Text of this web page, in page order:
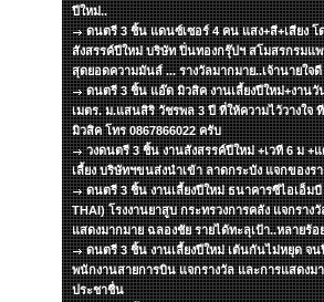
ปีใหม่..
ดนตรี 3 ชิ้น แดนซ์เซอร์ 4 คน แสง+สี+เสียง
สังสรรค์ปีใหม่ บริษัท ปิ่นทองกรุ๊ปฯ สโมสรกรมแพ
สุดยอดความมันส์ ... รางวัลมากมาย..เจ้านายใจดี
ดนตรี 3 ชิ้น แอ๊ด มิวสิค งานเลี้ยงปีใหม่+งานวั
เมตร. ม.แสนสิริ วัชรพล 3 ปี ที่ให้ความไว้วางใจ
มิวสิค โทร 0867866022 ครับ
วงดนตรี 3 ชิ้น งานสังสรรค์ปีใหม่ +เวที 6 ม +
เลี้ยง บริษัทฯขนส่งนำเข้า ลาดกระบัง แจกของร
ดนตรี 3 ชิ้น งานเลี้ยงปีใหม่ ธนาคารซีไอเอ็มบี
THAI) โรงงานยาสูบ กระทรวงการคลัง แจกราง
แสดงมากมาย ฉลองชัย รายได้ทะลุเป้า..หลายร้อ
ดนตรี 3 ชิ้น งานเลี้ยงปีใหม่ เต้นกันไม่หยุด จ
พนักงานสายการบิน แจกรางวัล และการแสดงม
ประชาชื่น